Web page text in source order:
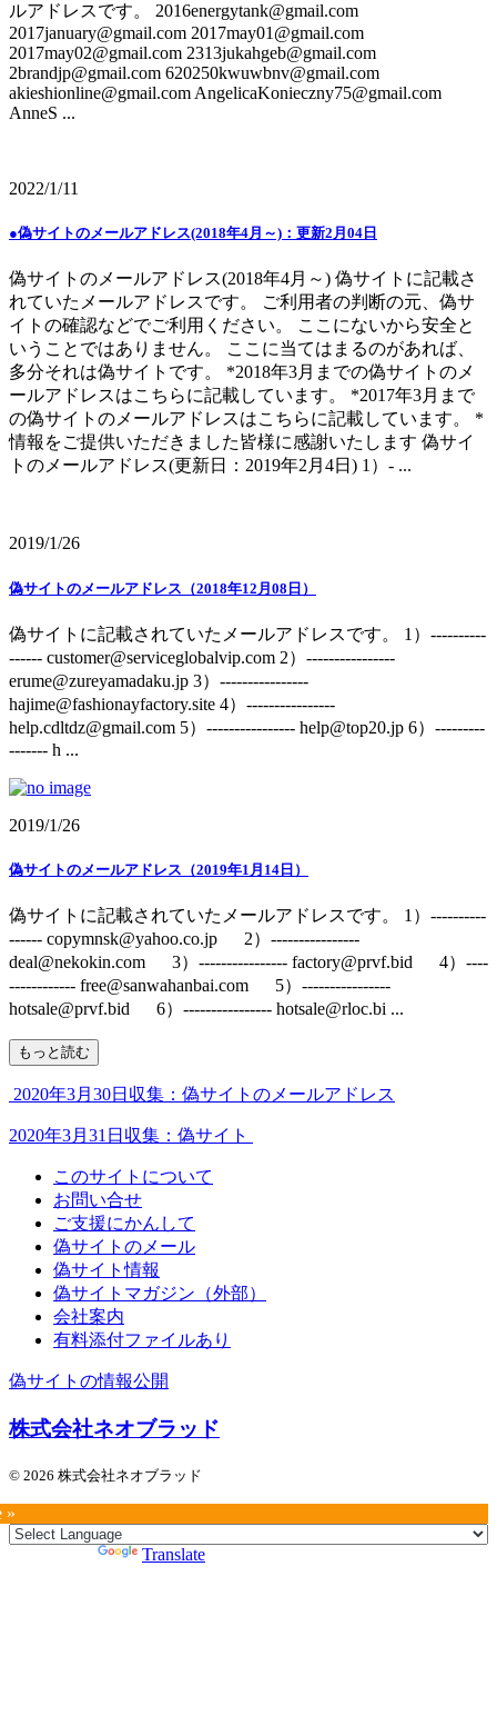
ルアドレスです。 2016energytank@gmail.com
2017january@gmail.com 2017may01@gmail.com
2017may02@gmail.com 2313jukahgeb@gmail.com
2brandjp@gmail.com 620250kwuwbnv@gmail.com
akieshionline@gmail.com AngelicaKonieczny75@gmail.com
AnneS ...
2022/1/11
●偽サイトのメールアドレス(2018年4月～)：更新2月04日
偽サイトのメールアドレス(2018年4月～) 偽サイトに記載さ
れていたメールアドレスです。 ご利用者の判断の元、偽サ
イトの確認などでご利用ください。 ここにないから安全と
いうことではありません。 ここに当てはまるのがあれば、
多分それは偽サイトです。 *2018年3月までの偽サイトのメ
ールアドレスはこちらに記載しています。 *2017年3月まで
の偽サイトのメールアドレスはこちらに記載しています。 *
情報をご提供いただきました皆様に感謝いたします 偽サイ
トのメールアドレス(更新日：2019年2月4日) 1）- ...
2019/1/26
偽サイトのメールアドレス（2018年12月08日）
偽サイトに記載されていたメールアドレスです。 1）----------
------ customer@serviceglobalvip.com 2）----------------
erume@zureyamadaku.jp 3）----------------
hajime@fashionayfactory.site 4）----------------
help.cdltdz@gmail.com 5）---------------- help@top20.jp 6）---------
------- h ...
2019/1/26
偽サイトのメールアドレス（2019年1月14日）
偽サイトに記載されていたメールアドレスです。 1）----------
------ copymnsk@yahoo.co.jp 2）----------------
deal@nekokin.com 3）---------------- factory@prvf.bid 4）----
------------ free@sanwahanbai.com 5）----------------
hotsale@prvf.bid 6）---------------- hotsale@rloc.bi ...
もっと読む
2020年3月30日収集：偽サイトのメールアドレス
2020年3月31日収集：偽サイト
このサイトについて
お問い合せ
ご支援にかんして
偽サイトのメール
偽サイト情報
偽サイトマガジン（外部）
会社案内
有料添付ファイルあり
偽サイトの情報公開
株式会社ネオブラッド
© 2026 株式会社ネオブラッド
»
Translate